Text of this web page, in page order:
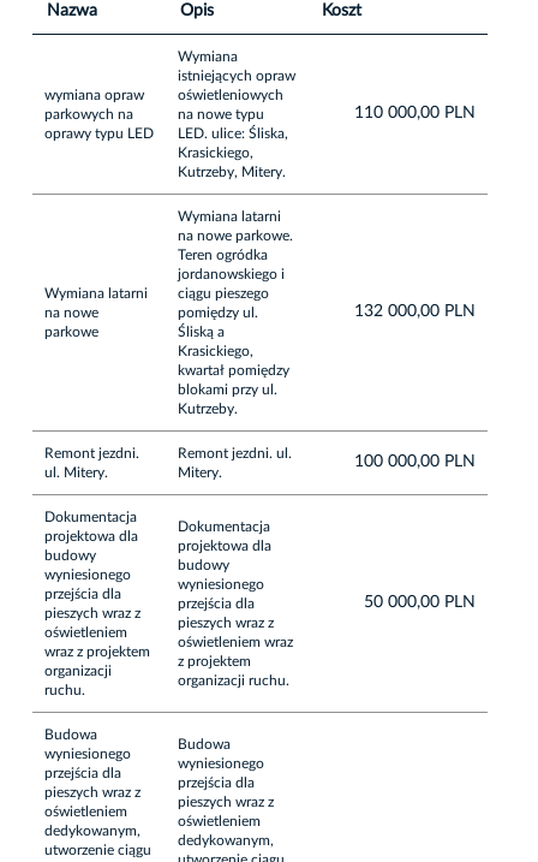
Nazwa Opis Koszt
wymiana opraw
parkowych na
oprawy typu LED
Wymiana
istniejących opraw
oświetleniowych
na nowe typu
LED. ulice: Śliska,
Krasickiego,
Kutrzeby, Mitery.
110 000,00 PLN
Wymiana latarni
na nowe
parkowe
Wymiana latarni
na nowe parkowe.
Teren ogródka
jordanowskiego i
ciągu pieszego
pomiędzy ul.
Śliską a
Krasickiego,
kwartał pomiędzy
blokami przy ul.
Kutrzeby.
132 000,00 PLN
Remont jezdni.
ul. Mitery.
Remont jezdni. ul.
Mitery.
100 000,00 PLN
Dokumentacja
projektowa dla
budowy
wyniesionego
przejścia dla
pieszych wraz z
oświetleniem
wraz z projektem
organizacji
ruchu.
Dokumentacja
projektowa dla
budowy
wyniesionego
przejścia dla
pieszych wraz z
oświetleniem wraz
z projektem
organizacji ruchu.
50 000,00 PLN
Budowa
wyniesionego
przejścia dla
pieszych wraz z
oświetleniem
dedykowanym,
utworzenie ciągu
Budowa
wyniesionego
przejścia dla
pieszych wraz z
oświetleniem
dedykowanym,